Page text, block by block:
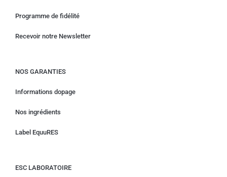
Programme de fidélité
Recevoir notre Newsletter
NOS GARANTIES
Informations dopage
Nos ingrédients
Label EquuRES
ESC LABORATOIRE